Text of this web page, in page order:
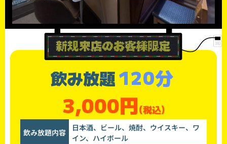
飲み放題120分
3,000円(税込)
飲み放題内容
日本酒、ビール、焼酎、ウイスキー、ワ
イン、ハイボール